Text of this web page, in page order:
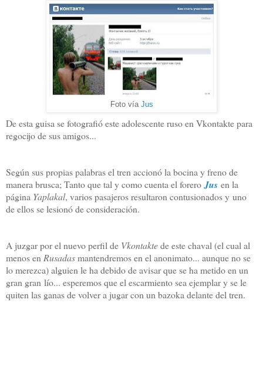
Foto vía Jus
De esta guisa se fotografió este adolescente ruso en Vkontakte para
regocijo de sus amigos...
Según sus propias palabras el tren accionó la bocina y freno de
manera brusca; Tanto que tal y como cuenta el forero Jus en la
página Yaplakal, varios pasajeros resultaron contusionados y uno
de ellos se lesionó de consideración.
A juzgar por el nuevo perfil de Vkontaktede este chaval (el cual al
menos en Rusadasmantendremos en el anonimato... aunque no se
lo merezca) alguien le ha debido de avisar que se ha metido en un
gran gran lío... esperemos que el escarmiento sea ejemplar y se le
quiten las ganas de volver a jugar con un bazoka delante del tren.